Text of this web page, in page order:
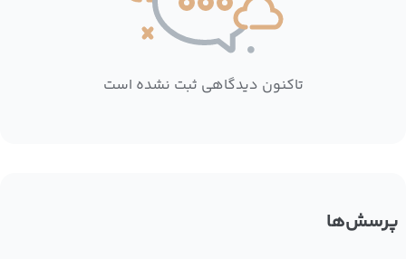
تاکنون دیدگاهی ثبت نشده است
پرسش‌ها